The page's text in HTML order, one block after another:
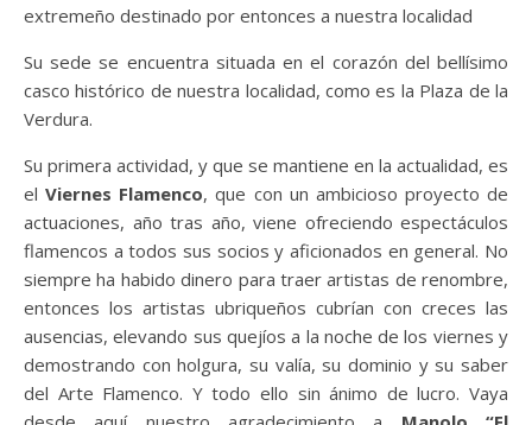
extremeño destinado por entonces a nuestra localidad
Su sede se encuentra situada en el corazón del bellísimo
casco histórico de nuestra localidad, como es la Plaza de la
Verdura.
Su primera actividad, y que se mantiene en la actualidad, es
elViernes Flamenco, que con un ambicioso proyecto de
actuaciones, año tras año, viene ofreciendo espectáculos
flamencos a todos sus socios y aficionados en general. No
siempre ha habido dinero para traer artistas de renombre,
entonces los artistas ubriqueños cubrían con creces las
ausencias, elevando sus quejíos a la noche de los viernes y
demostrando con holgura, su valía, su dominio y su saber
del Arte Flamenco. Y todo ello sin ánimo de lucro. Vaya